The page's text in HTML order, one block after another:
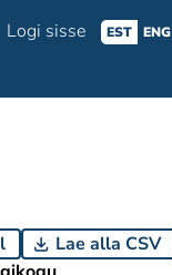
Logi sisse EST ENG
Lae alla CSV